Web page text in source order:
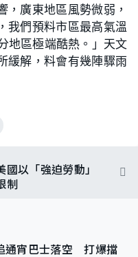
，廣東地區風勢微弱，
我們預料市區最高氣溫
地區極端酷熱。」天文
緩解，料會有幾陣驟雨
以「強迫勞動」
制
通宵巴士落空 打爆擋